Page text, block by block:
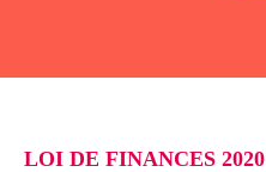
LOI DE FINANCES 2020